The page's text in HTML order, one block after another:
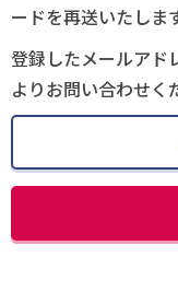
ードを再送いたしま
登録したメールアド
よりお問い合わせく